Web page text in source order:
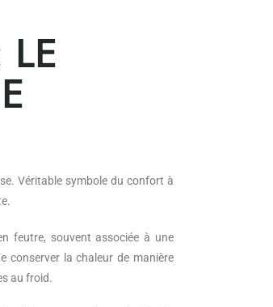
Véritable symbole du confort à
feutre, souvent associée à une
conserver la chaleur de manière
au froid.